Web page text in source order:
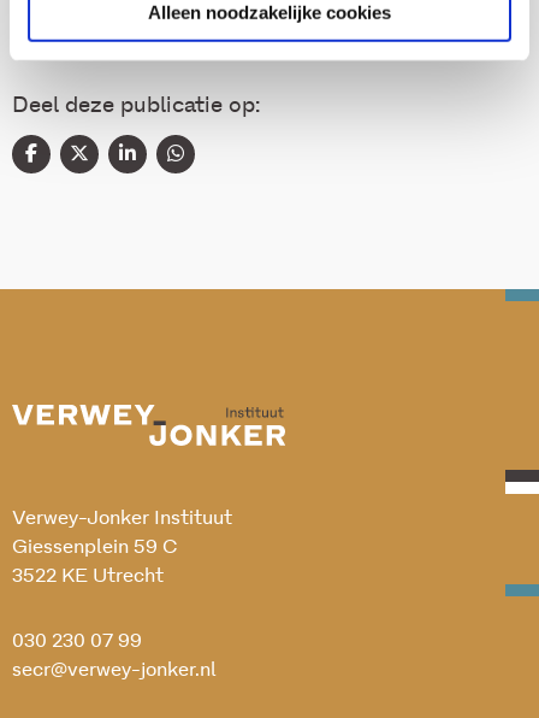
Alleen noodzakelijke cookies
Deel deze publicatie op:
Verwey-Jonker Instituut
Giessenplein 59 C
3522 KE Utrecht
030 230 07 99
secr@verwey-jonker.nl